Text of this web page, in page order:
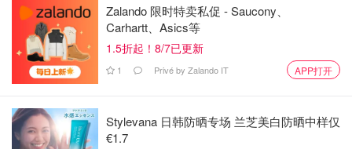
Zalando 限时特卖私促 - Saucony、
Carhartt、Asics等
1.5折起！8/7已更新
1 Privé by Zalando IT APP打开
Stylevana 日韩防晒专场 兰芝美白防晒中样仅
€1.7